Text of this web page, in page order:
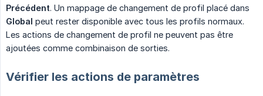
Précédent. Un mappage de changement de profil placé dans
Global peut rester disponible avec tous les profils normaux.
Les actions de changement de profil ne peuvent pas être
ajoutées comme combinaison de sorties.
Vérifier les actions de paramètres